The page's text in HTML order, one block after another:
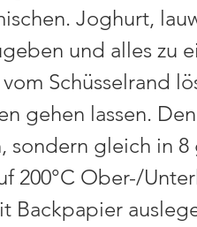
Joghurt,
und alles zu
Schüsselrand
gehen lassen.
sondern gleich in
200°C Ober-/
Backpapier